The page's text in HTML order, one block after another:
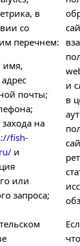
в
со
перечнем:
имя,
почты;
на
fish-
и
или
запроса;
и
в